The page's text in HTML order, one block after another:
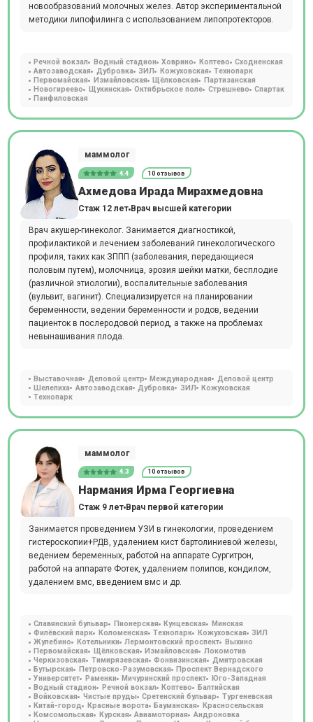
новообразований молочных желез. Автор экспериментальной
методики липофилинга с использованием липопротекторов.
Речной вокзал Водный стадион Ховрино Коптево
Сходненская
Автозаводская
Дубровка ЗИЛ Кожуховская
Технопарк
Первомайская
Измайловская Щёлковская
Партизанская
Новогиреево
Щукинская Октябрьское поле Стрешнево
Спартак
Панфиловская
маммолог
4.4 10 отзывов
Ахмедова Ирада Мирахмедовна
Стаж 12 лет Врач высшей категории
Врач акушер-гинеколог. Занимается диагностикой,
профилактикой и лечением заболеваний гинекологического
профиля, таких как ЗППП (заболевания, передающиеся
половым путем), молочница, эрозия шейки матки, бесплодие
(различной этиологии), воспалительные заболевания
(вульвит, вагинит). Специализируется на планировании
беременности, ведении беременности и родов, ведении
пациенток в послеродовой период, а также на проблемах
невынашивания плода.
Выставочная Деловой центр Международная
Деловой центр
Шелепиха
Автозаводская Дубровка ЗИЛ
Кожуховская
Технопарк
маммолог
4.3 10 отзывов
Нармания Ирма Георгиевна
Стаж 9 лет Врач первой категории
Занимается проведением УЗИ в гинекологии, проведением
гистероскопии+РДВ, удалением кист бартолиниевой железы,
ведением беременных, работой на аппарате Сургитрон,
работой на аппарате Фотек, удалением полипов, кондилом,
удалением вмс, введением вмс и др.
Славянский бульвар Пионерская Кунцевская
Минская
Филёвский парк
Коломенская Технопарк Кожуховская
ЗИЛ
Жулебино
Котельники Лермонтовский проспект
Выхино
Первомайская
Щёлковская Измайловская
Локомотив
Черкизовская
Тимирязевская Фонвизинская
Дмитровская
Бутырская
Петровско-Разумовская
Проспект Вернадского
Университет
Раменки Мичуринский проспект
Юго-Западная
Водный стадион
Речной вокзал Коптево
Балтийская
Войковская
Чистые пруды Сретенский бульвар
Тургеневская
Китай-город
Красные ворота Бауманская
Красносельская
Комсомольская
Курская Авиамоторная
Андроновка